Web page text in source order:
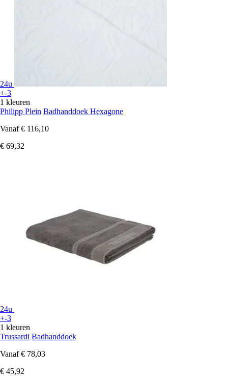
24u
+-3
1 kleuren
Philipp Plein Badhanddoek Hexagone
Vanaf € 116,10
€ 69,32
24u
+-3
1 kleuren
Trussardi Badhanddoek
Vanaf € 78,03
€ 45,92